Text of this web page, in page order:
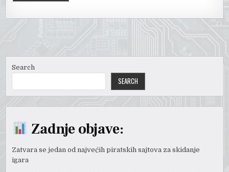
Search
SEARCH
Zadnje objave:
Zatvara se jedan od najvećih piratskih sajtova za skidanje
igara